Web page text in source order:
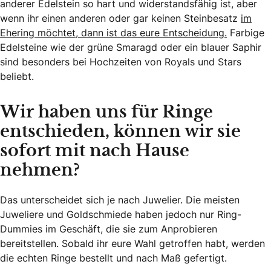
anderer Edelstein so hart und widerstandsfähig ist, aber
wenn ihr einen anderen oder gar keinen Steinbesatz im
Ehering möchtet, dann ist das eure Entscheidung. Farbige
Edelsteine wie der grüne Smaragd oder ein blauer Saphir
sind besonders bei Hochzeiten von Royals und Stars
beliebt.
Wir haben uns für Ringe
entschieden, können wir sie
sofort mit nach Hause
nehmen?
Das unterscheidet sich je nach Juwelier. Die meisten
Juweliere und Goldschmiede haben jedoch nur Ring-
Dummies im Geschäft, die sie zum Anprobieren
bereitstellen. Sobald ihr eure Wahl getroffen habt, werden
die echten Ringe bestellt und nach Maß gefertigt.